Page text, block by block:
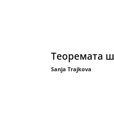
Теоремата
Sanja Trajkova